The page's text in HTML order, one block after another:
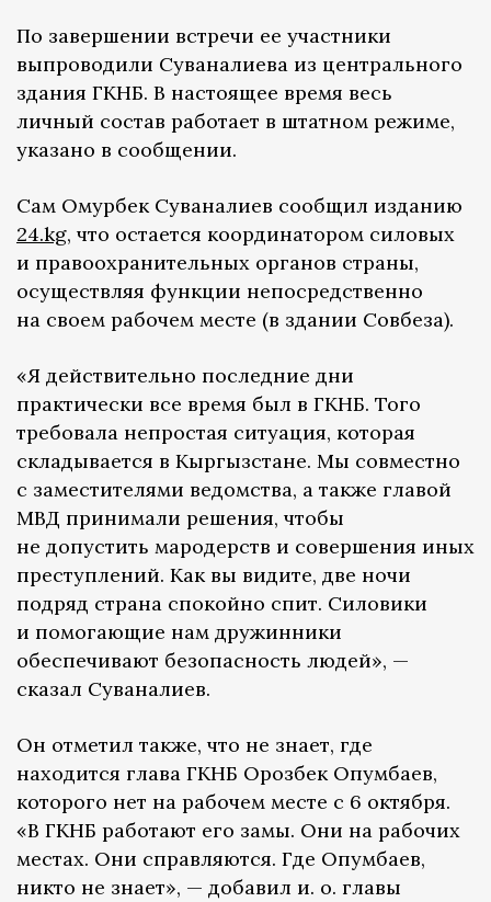
По завершении встречи ее участники
выпроводили Суваналиева из центрального
здания ГКНБ. В настоящее время весь
личный состав работает в штатном режиме,
указано в сообщении.
Сам Омурбек Суваналиев сообщил изданию
24.kg, что остается координатором силовых
и правоохранительных органов страны,
осуществляя функции непосредственно
на своем рабочем месте (в здании Совбеза).
«Я действительно последние дни
практически все время был в ГКНБ. Того
требовала непростая ситуация, которая
складывается в Кыргызстане. Мы совместно
с заместителями ведомства, а также главой
МВД принимали решения, чтобы
не допустить мародерств и совершения иных
преступлений. Как вы видите, две ночи
подряд страна спокойно спит. Силовики
и помогающие нам дружинники
обеспечивают безопасность людей», —
сказал Суваналиев.
Он отметил также, что не знает, где
находится глава ГКНБ Орозбек Опумбаев,
которого нет на рабочем месте с 6 октября.
«В ГКНБ работают его замы. Они на рабочих
местах. Они справляются. Где Опумбаев,
никто не знает», — добавил и. о. главы